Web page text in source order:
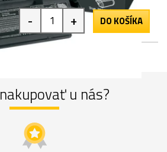
- + DO KOŠÍKA
nakupovať u nás?